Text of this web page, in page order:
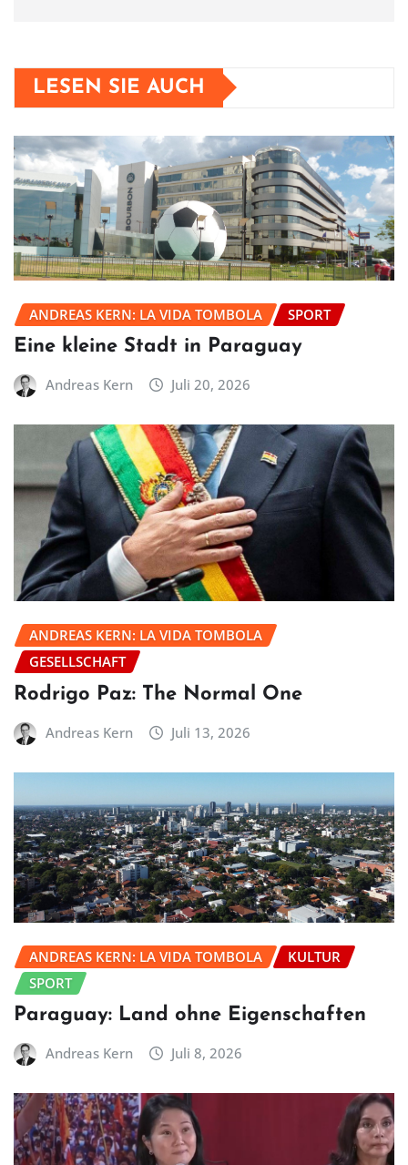
LESEN SIE AUCH
ANDREAS KERN: LA VIDA TOMBOLA SPORT
Eine kleine Stadt in Paraguay
Andreas Kern Juli 20, 2026
ANDREAS KERN: LA VIDA TOMBOLA
GESELLSCHAFT
Rodrigo Paz: The Normal One
Andreas Kern Juli 13, 2026
ANDREAS KERN: LA VIDA TOMBOLA
KULTUR
SPORT
Paraguay: Land ohne Eigenschaften
Andreas Kern Juli 8, 2026